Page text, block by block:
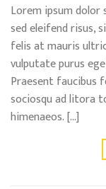
Lorem ipsum
sed eleifend risus,
felis at mauris
vulputate purus
Praesent faucibus
sociosqu ad litora
himenaeos. […]